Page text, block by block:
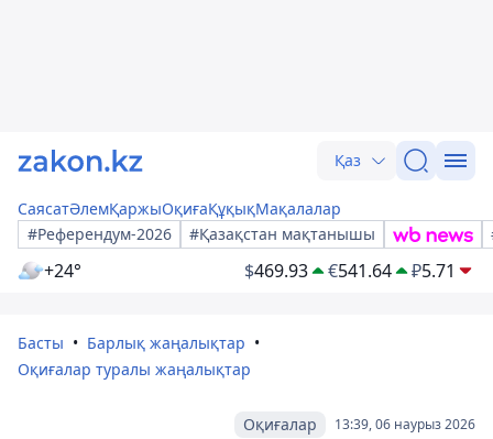
Қаз
СаясатӘлемҚаржыОқиғаҚұқықМақалалар
#Референдум-2026
#Қазақстан мақтанышы
+24° $469.93 €541.64 ₽5.71
Басты
Барлық жаңалықтар
Оқиғалар туралы жаңалықтар
13:39, 06 наурыз 2026
Оқиғалар